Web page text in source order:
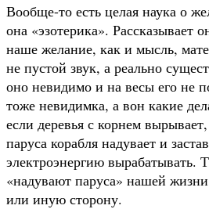
Вообще-то есть целая наука о
она «эзотерика». Рассказывает
наше желание, как и мысль,
не пустой звук, а реально
оно невидимо и на весы его не
тоже невидимка, а вон какие
если деревья с корнем
паруса корабля надувает и
электроэнергию вырабатывать.
«надувают паруса» нашей
или иную сторону.